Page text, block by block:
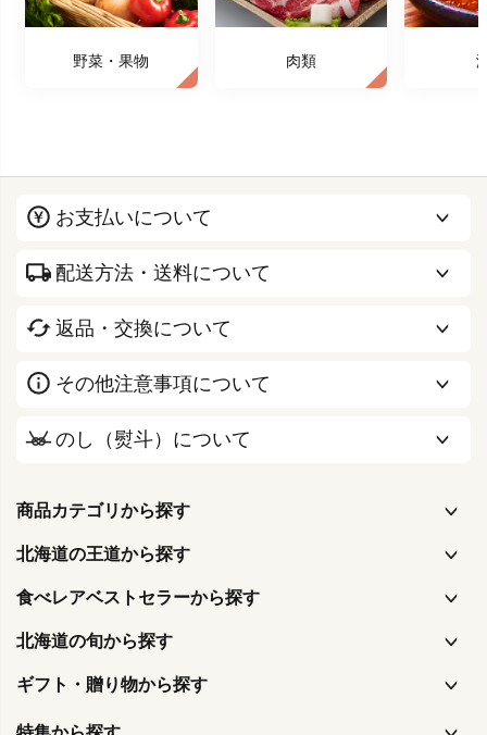
野菜・果物 肉類
お支払いについて
配送方法・送料について
返品・交換について
その他注意事項について
のし（熨斗）について
商品カテゴリから探す
北海道の王道から探す
食べレアベストセラーから探す
北海道の旬から探す
ギフト・贈り物から探す